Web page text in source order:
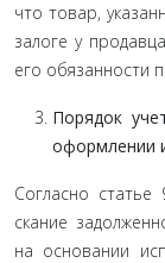
что товар,
залоге у
его обязанности
Порядок
оформлении
Согласно
скание
на основании